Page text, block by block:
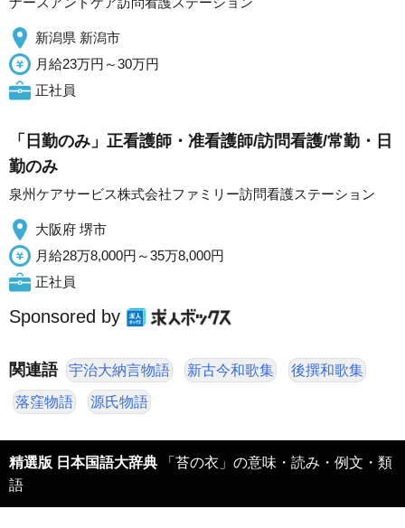
新潟県 新潟市
月給23万円～30万円
正社員
「日勤のみ」正看護師・准看護師/訪問看護/常勤・日
勤のみ
泉州ケアサービス株式会社ファミリー訪問看護ステーション
大阪府 堺市
月給28万8,000円～35万8,000円
正社員
Sponsored by
関連語 宇治大納言物語 新古今和歌集 後撰和歌集
落窪物語 源氏物語
精選版 日本国語大辞典
語